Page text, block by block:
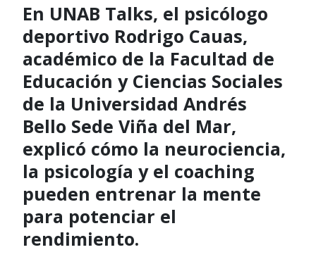
En UNAB Talks, el psicólogo
deportivo Rodrigo Cauas,
académico de la Facultad de
Educación y Ciencias Sociales
de la Universidad Andrés
Bello Sede Viña del Mar,
explicó cómo la neurociencia,
la psicología y el coaching
pueden entrenar la mente
para potenciar el
rendimiento.